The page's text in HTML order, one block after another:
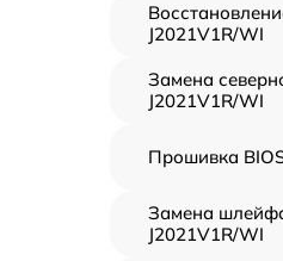
J2021V1R/WI
Замена
J2021V1R/WI
Прошивка
Замена
J2021V1R/WI